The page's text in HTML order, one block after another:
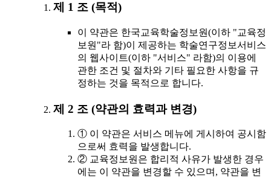
제 1 조 (목적)
이 약관은 한국교육학술정보원(이하 "교육정
보원"라 함)이 제공하는 학술연구정보서비스
의 웹사이트(이하 "서비스" 라함)의 이용에
관한 조건 및 절차와 기타 필요한 사항을 규
정하는 것을 목적으로 합니다.
제 2 조 (약관의 효력과 변경)
① 이 약관은 서비스 메뉴에 게시하여 공시함
으로써 효력을 발생합니다.
② 교육정보원은 합리적 사유가 발생한 경우
에는 이 약관을 변경할 수 있으며, 약관을 변